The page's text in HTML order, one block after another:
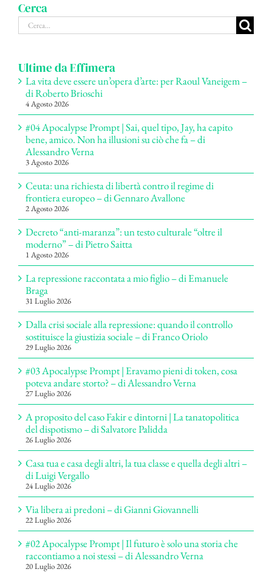
Cerca
Cerca
per:
Ultime da Effimera
La vita deve essere un’opera d’arte: per Raoul Vaneigem –
di Roberto Brioschi
4 Agosto 2026
#04 Apocalypse Prompt | Sai, quel tipo, Jay, ha capito
bene, amico. Non ha illusioni su ciò che fa – di
Alessandro Verna
3 Agosto 2026
Ceuta: una richiesta di libertà contro il regime di
frontiera europeo – di Gennaro Avallone
2 Agosto 2026
Decreto “anti-maranza”: un testo culturale “oltre il
moderno” – di Pietro Saitta
1 Agosto 2026
La repressione raccontata a mio figlio – di Emanuele
Braga
31 Luglio 2026
Dalla crisi sociale alla repressione: quando il controllo
sostituisce la giustizia sociale – di Franco Oriolo
29 Luglio 2026
#03 Apocalypse Prompt | Eravamo pieni di token, cosa
poteva andare storto? – di Alessandro Verna
27 Luglio 2026
A proposito del caso Fakir e dintorni | La tanatopolitica
del dispotismo – di Salvatore Palidda
26 Luglio 2026
Casa tua e casa degli altri, la tua classe e quella degli altri –
di Luigi Vergallo
24 Luglio 2026
Via libera ai predoni – di Gianni Giovannelli
22 Luglio 2026
#02 Apocalypse Prompt | Il futuro è solo una storia che
raccontiamo a noi stessi – di Alessandro Verna
20 Luglio 2026